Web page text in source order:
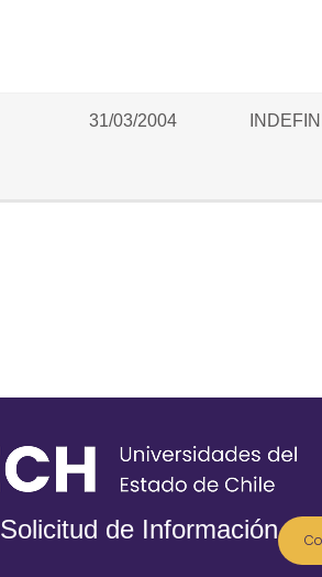
31/03/2004
Solicitud de Información